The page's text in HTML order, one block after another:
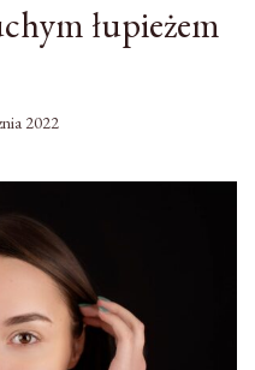
łupieżem
2022